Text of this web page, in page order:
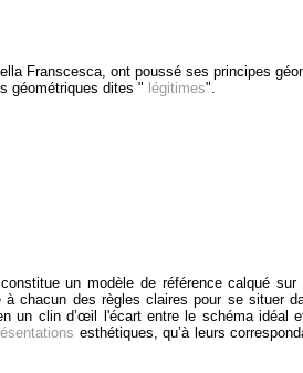
Franscesca, ont poussé ses principes
géométriques dites " légitimes".
un modèle de référence calqué sur
chacun des règles claires pour se situer
un clin d’œil l'écart entre le schéma idéal
esthétiques, qu’à leurs